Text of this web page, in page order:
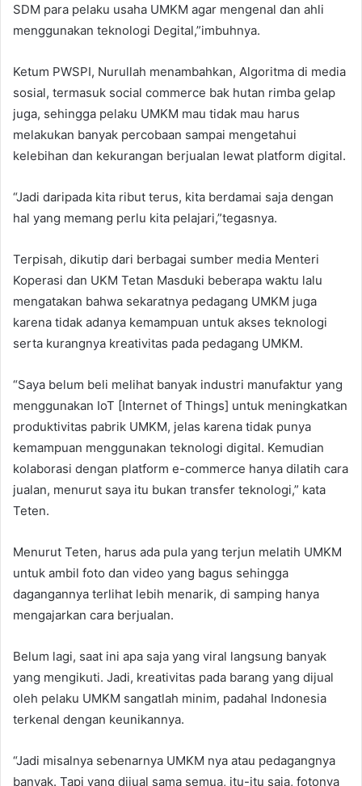
SDM para pelaku usaha UMKM agar mengenal dan ahli
menggunakan teknologi Degital,”imbuhnya.
Ketum PWSPI, Nurullah menambahkan, Algoritma di media
sosial, termasuk social commerce bak hutan rimba gelap
juga, sehingga pelaku UMKM mau tidak mau harus
melakukan banyak percobaan sampai mengetahui
kelebihan dan kekurangan berjualan lewat platform digital.
“Jadi daripada kita ribut terus, kita berdamai saja dengan
hal yang memang perlu kita pelajari,”tegasnya.
Terpisah, dikutip dari berbagai sumber media Menteri
Koperasi dan UKM Tetan Masduki beberapa waktu lalu
mengatakan bahwa sekaratnya pedagang UMKM juga
karena tidak adanya kemampuan untuk akses teknologi
serta kurangnya kreativitas pada pedagang UMKM.
“Saya belum beli melihat banyak industri manufaktur yang
menggunakan IoT [Internet of Things] untuk meningkatkan
produktivitas pabrik UMKM, jelas karena tidak punya
kemampuan menggunakan teknologi digital. Kemudian
kolaborasi dengan platform e-commerce hanya dilatih cara
jualan, menurut saya itu bukan transfer teknologi,” kata
Teten.
Menurut Teten, harus ada pula yang terjun melatih UMKM
untuk ambil foto dan video yang bagus sehingga
dagangannya terlihat lebih menarik, di samping hanya
mengajarkan cara berjualan.
Belum lagi, saat ini apa saja yang viral langsung banyak
yang mengikuti. Jadi, kreativitas pada barang yang dijual
oleh pelaku UMKM sangatlah minim, padahal Indonesia
terkenal dengan keunikannya.
“Jadi misalnya sebenarnya UMKM nya atau pedagangnya
banyak. Tapi yang dijual sama semua, itu-itu saja, fotonya